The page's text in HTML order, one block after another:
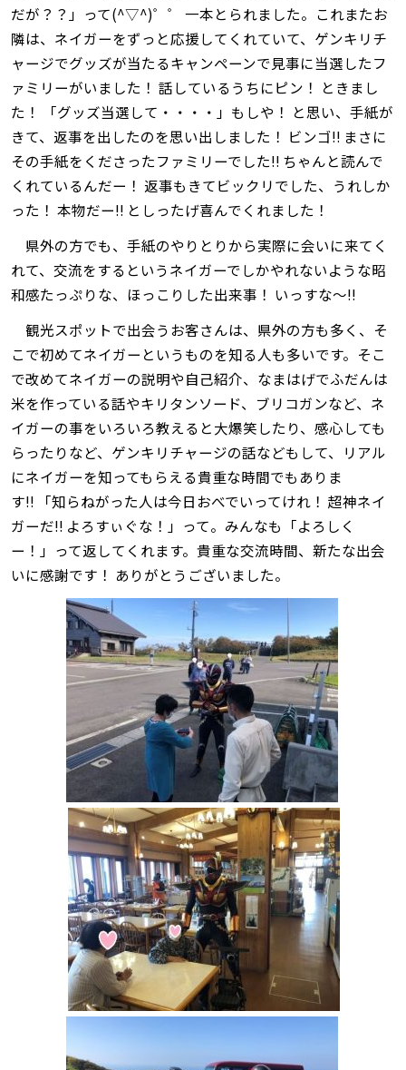
だが？？」って(^▽^)゜゜ 一本とられました。これまたお
隣は、ネイガーをずっと応援してくれていて、ゲンキリチ
ャージでグッズが当たるキャンペーンで見事に当選したフ
ァミリーがいました！ 話しているうちにピン！ ときまし
た！ 「グッズ当選して・・・・」もしや！ と思い、手紙が
きて、返事を出したのを思い出しました！ ビンゴ‼ まさに
その手紙をくださったファミリーでした‼ ちゃんと読んで
くれているんだー！ 返事もきてビックリでした、うれしか
った！ 本物だー‼ としったげ喜んでくれました！
県外の方でも、手紙のやりとりから実際に会いに来てく
れて、交流をするというネイガーでしかやれないような昭
和感たっぷりな、ほっこりした出来事！ いっすな～‼
観光スポットで出会うお客さんは、県外の方も多く、そ
こで初めてネイガーというものを知る人も多いです。そこ
で改めてネイガーの説明や自己紹介、なまはげでふだんは
米を作っている話やキリタンソード、ブリコガンなど、ネ
イガーの事をいろいろ教えると大爆笑したり、感心しても
らったりなど、ゲンキリチャージの話などもして、リアル
にネイガーを知ってもらえる貴重な時間でもありま
す‼ 「知らねがった人は今日おべでいってけれ！ 超神ネイ
ガーだ‼ よろすぃぐな！」って。みんなも「よろしく
ー！」って返してくれます。貴重な交流時間、新たな出会
いに感謝です！ ありがとうございました。